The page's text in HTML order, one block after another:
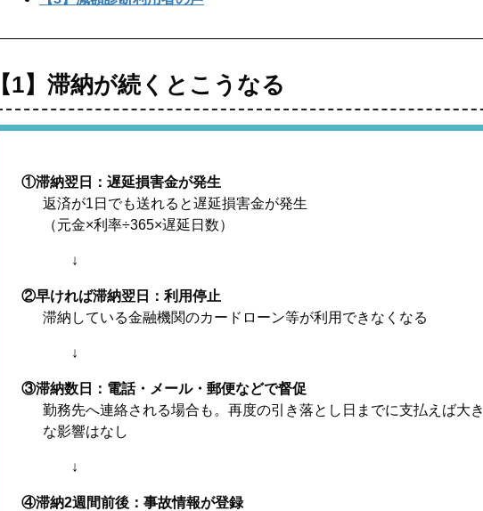
【1】滞納が続くとこうなる
①滞納翌日：遅延損害金が発生
返済が1日でも送れると遅延損害金が発生
（元金×利率÷365×遅延日数）
↓
②早ければ滞納翌日：利用停止
滞納している金融機関のカードローン等が利用できなくなる
↓
③滞納数日：電話・メール・郵便などで督促
勤務先へ連絡される場合も。再度の引き落とし日までに支払えば大き
な影響はなし
↓
④滞納2週間前後：事故情報が登録